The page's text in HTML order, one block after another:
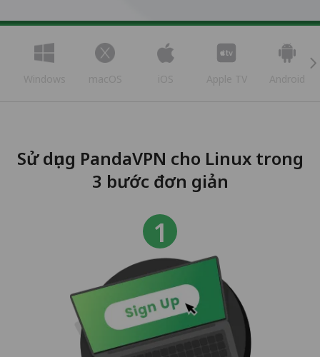
Windows macOS iOS Apple TV Android
Sử dụng PandaVPN cho Linux trong
3 bước đơn giản